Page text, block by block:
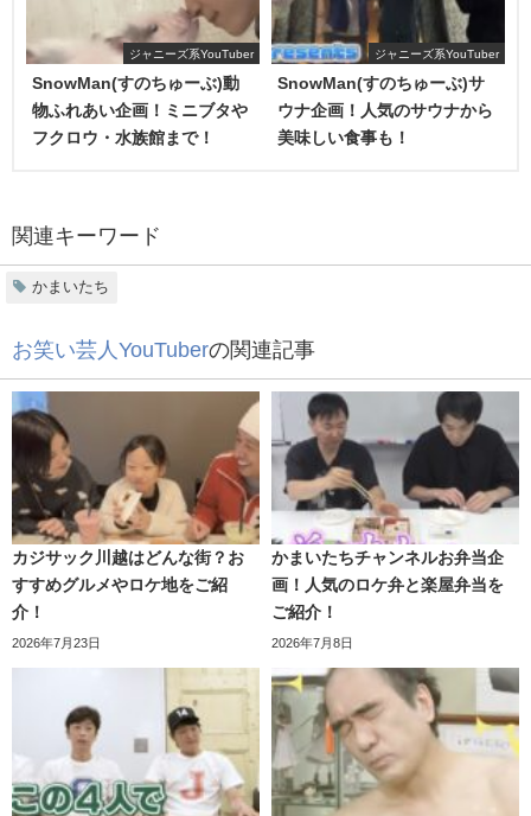
固まる濱家さん、事態は急展開！
Youtube会議の打ち合わせに集まった、かまいたちとスタッ
フ陣。
企画案を持ってこなかったスタッフにイラ立ちを見せる山
内さん。
濱家さん、そんな山内さんの様子に何か違和感を感じ始め
ます……。
ジャニーズ系YouTuber
SnowMan(すのちゅーぶ)動
物ふれあい企画！ミニブタや
フクロウ・水族館まで！
ジャニーズ系YouTuber
SnowMan(すのちゅーぶ)サ
ウナ企画！人気のサウナから
美味しい食事も！
関連キーワード
かまいたち
お笑い芸人YouTuberの関連記事
カジサック川越はどんな街？お
すすめグルメやロケ地をご紹
介！
2026年7月23日
かまいたちチャンネルお弁当企
画！人気のロケ弁と楽屋弁当を
ご紹介！
2026年7月8日